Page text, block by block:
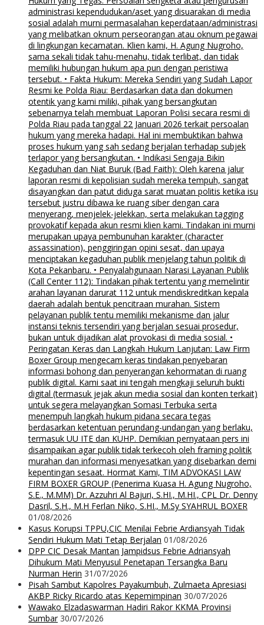
administrasi kependudukan/aset yang disuarakan di media
sosial adalah murni permasalahan keperdataan/administrasi
yang melibatkan oknum perseorangan atau oknum pegawai
di lingkungan kecamatan. Klien kami, H. Agung Nugroho,
sama sekali tidak tahu-menahu, tidak terlibat, dan tidak
memiliki hubungan hukum apa pun dengan peristiwa
tersebut. • Fakta Hukum: Mereka Sendiri yang Sudah Lapor
Resmi ke Polda Riau: Berdasarkan data dan dokumen
otentik yang kami miliki, pihak yang bersangkutan
sebenarnya telah membuat Laporan Polisi secara resmi di
Polda Riau pada tanggal 22 Januari 2026 terkait persoalan
hukum yang mereka hadapi. Hal ini membuktikan bahwa
proses hukum yang sah sedang berjalan terhadap subjek
terlapor yang bersangkutan. • Indikasi Sengaja Bikin
Kegaduhan dan Niat Buruk (Bad Faith): Oleh karena jalur
laporan resmi di kepolisian sudah mereka tempuh, sangat
disayangkan dan patut diduga sarat muatan politis ketika isu
tersebut justru dibawa ke ruang siber dengan cara
menyerang, menjelek-jelekkan, serta melakukan tagging
provokatif kepada akun resmi klien kami. Tindakan ini murni
merupakan upaya pembunuhan karakter (character
assassination), penggiringan opini sesat, dan upaya
menciptakan kegaduhan publik menjelang tahun politik di
Kota Pekanbaru. • Penyalahgunaan Narasi Layanan Publik
(Call Center 112): Tindakan pihak tertentu yang memelintir
arahan layanan darurat 112 untuk mendiskreditkan kepala
daerah adalah bentuk pencitraan murahan. Sistem
pelayanan publik tentu memiliki mekanisme dan jalur
instansi teknis tersendiri yang berjalan sesuai prosedur,
bukan untuk dijadikan alat provokasi di media sosial. •
Peringatan Keras dan Langkah Hukum Lanjutan: Law Firm
Boxer Group mengecam keras tindakan penyebaran
informasi bohong dan penyerangan kehormatan di ruang
publik digital. Kami saat ini tengah mengkaji seluruh bukti
digital (termasuk jejak akun media sosial dan konten terkait)
untuk segera melayangkan Somasi Terbuka serta
menempuh langkah hukum pidana secara tegas
berdasarkan ketentuan perundang-undangan yang berlaku,
termasuk UU ITE dan KUHP. Demikian pernyataan pers ini
disampaikan agar publik tidak terkecoh oleh framing politik
murahan dan informasi menyesatkan yang disebarkan demi
kepentingan sesaat. Hormat Kami, TIM ADVOKASI LAW
FIRM BOXER GROUP (Penerima Kuasa H. Agung Nugroho,
S.E., M.MM) Dr. Azzuhri Al Bajuri, S.HI., M.HI., CPL Dr. Denny
Dasril, S.H., M.H Ferlan Niko, S.HI., M.Sy SYAHRUL BOXER
01/08/2026
Kasus Korupsi TPPU,CIC Menilai Febrie Ardiansyah Tidak
Sendiri Hukum Mati Tetap Berjalan 01/08/2026
DPP CIC Desak Mantan Jampidsus Febrie Adriansyah
Dihukum Mati Menyusul Penetapan Tersangka Baru
Nurman Herin 31/07/2026
Pisah Sambut Kapolres Payakumbuh, Zulmaeta Apresiasi
AKBP Ricky Ricardo atas Kepemimpinan 30/07/2026
Wawako Elzadaswarman Hadiri Rakor KKMA Provinsi
Sumbar 30/07/2026